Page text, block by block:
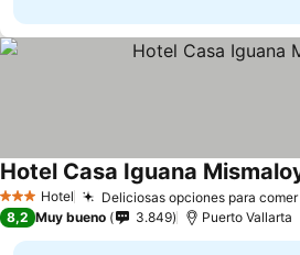
3 Estrellas
Hotel Deliciosas opciones para
Hotel Casa Iguana
8,2 Muy bueno 3.849 Puerto Vallarta